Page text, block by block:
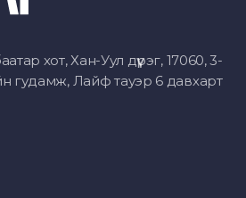
хот, Хан-Уул дүүрэг, 17060, 3-
гудамж, Лайф тауэр 6 давхарт